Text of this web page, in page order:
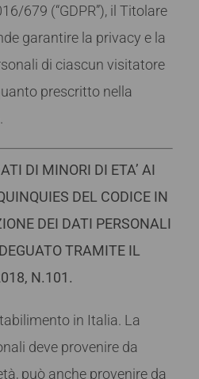
679 (“GDPR”), il Titolare
garantire la privacy e la
di ciascun visitatore
prescritto nella
DI MINORI DI ETA’ AI
DEL CODICE IN
DEI DATI PERSONALI
TRAMITE IL
N.101.
in Italia. La
deve provenire da
può anche provenire da